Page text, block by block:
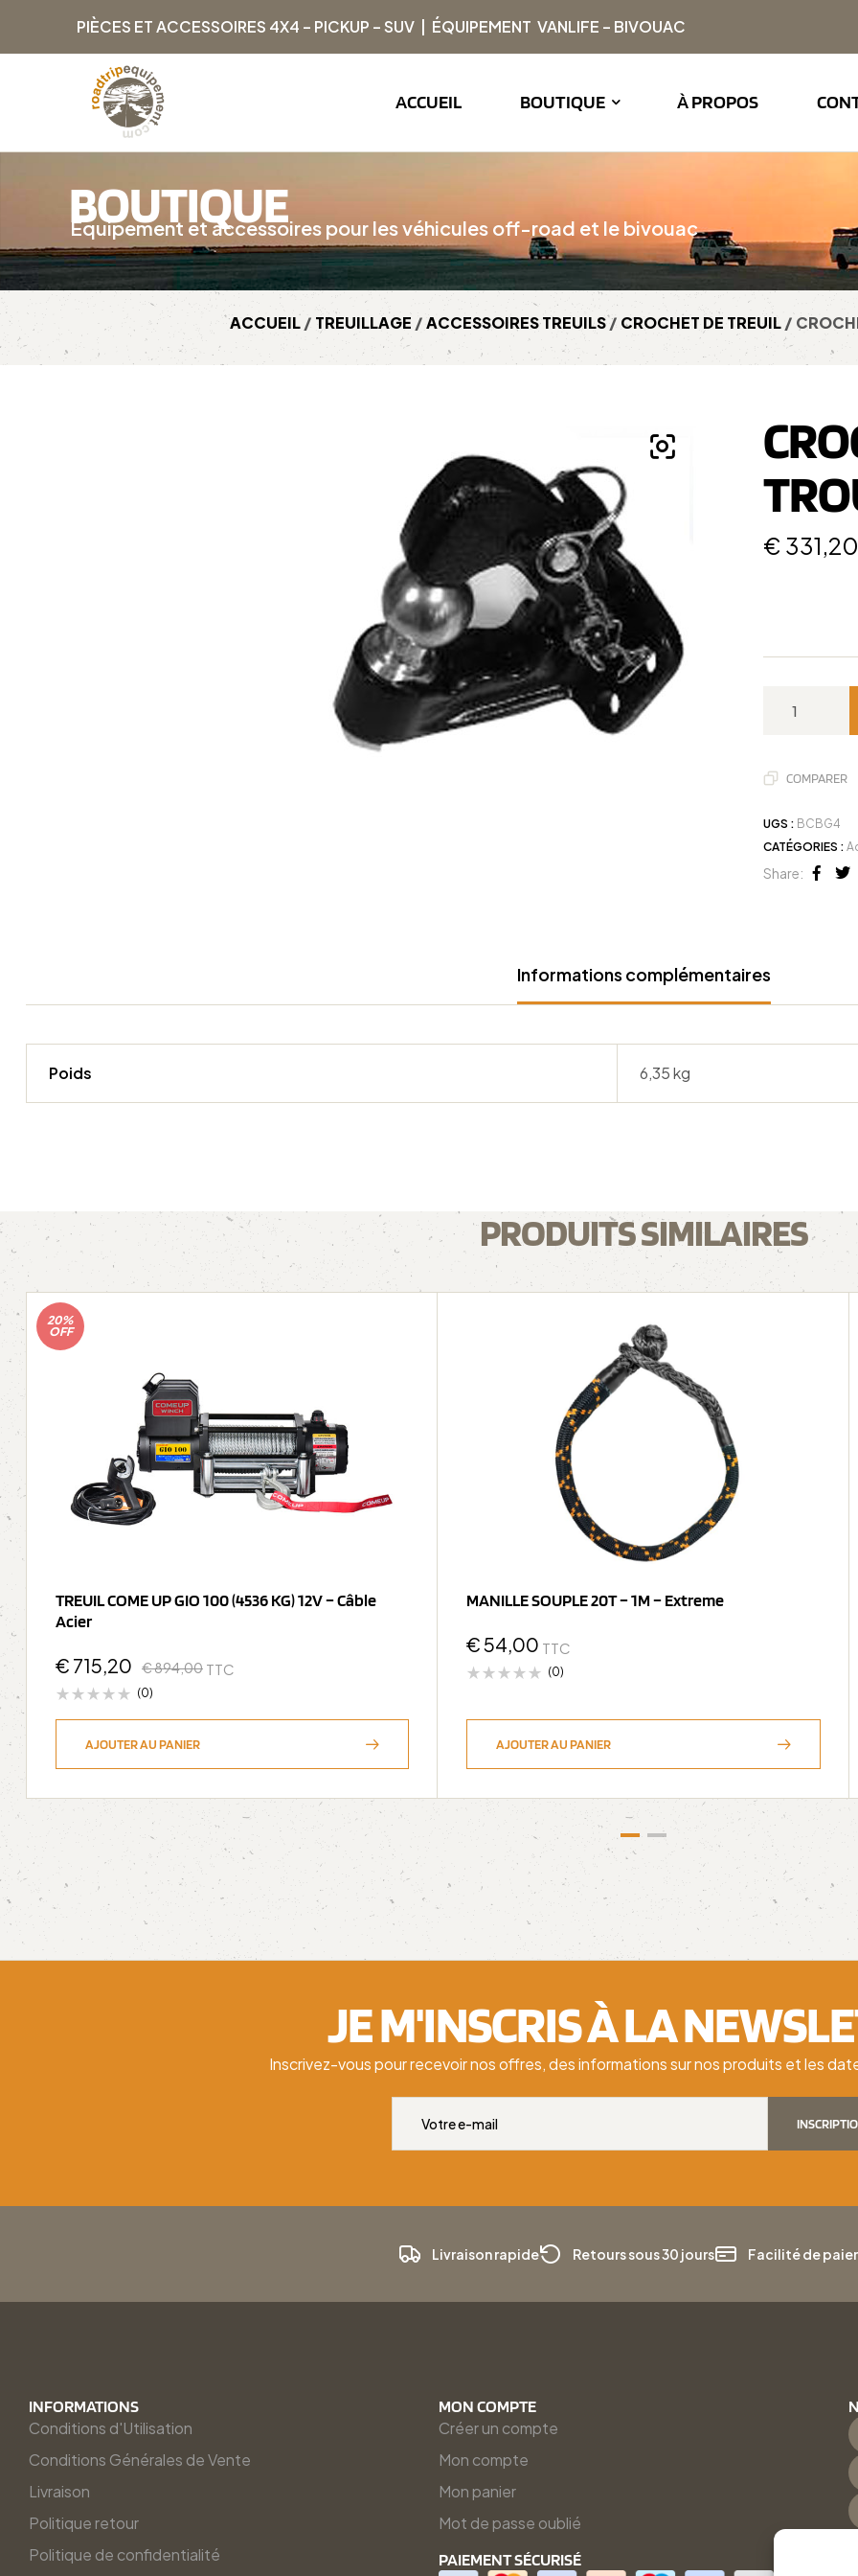
PIÈCES ET ACCESSOIRES 4X4 – PICKUP – SUV | ÉQUIPEMENT VANLIFE – BIVOUAC
ACCUEIL BOUTIQUE À PROPOS
BOUTIQUE
Équipement et accessoires pour les véhicules off-road et le bivouac
ACCUEIL/ TREUILLAGE /ACCESSOIRES TREUILS/ CROCHET DE TREUIL/
€ 331,20
COMPARER
UGS : BCBG4
CATÉGORIES :
Share:
Informations complémentaires
Poids 6,35 kg
PRODUITS SIMILAIRES
20%
OFF
TREUIL COME UP GIO 100 (4536 KG) 12V – Câble
Acier
€894,00
€ 715,20 TTC
(0)
AJOUTER AU PANIER
MANILLE SOUPLE 20T – 1M – Extreme
€54,00 TTC
(0)
AJOUTER AU PANIER
JE M'INSCRIS À LA
Inscrivez-vous pour recevoir nos offres, des informations sur nos produits et les
Livraison rapide Retours sous 30 jours Facilité de
INFORMATIONS
Conditions d'Utilisation
Conditions Générales de Vente
Livraison
Politique retour
Politique de confidentialité
MON COMPTE
Créer un compte
Mon compte
Mon panier
Mot de passe oublié
PAIEMENT SÉCURISÉ